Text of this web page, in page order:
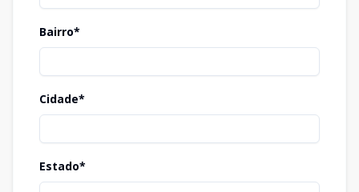
Bairro*
Cidade*
Estado*